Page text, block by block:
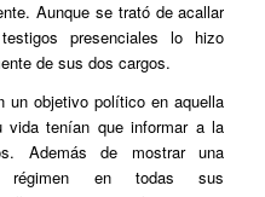
Aunque se trató de acallar
presenciales lo hizo
de sus dos cargos.
un objetivo político en aquella
vida tenían que informar a la
Además de mostrar una
régimen en todas sus